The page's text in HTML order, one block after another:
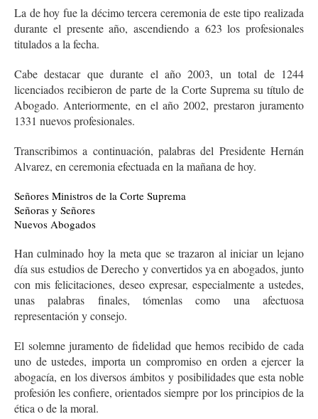
La de hoy fue la décimo tercera ceremonia de este tipo realizada
durante el presente año, ascendiendo a 623 los profesionales
titulados a la fecha.
Cabe destacar que durante el año 2003, un total de 1244
licenciados recibieron de parte de la Corte Suprema su título de
Abogado. Anteriormente, en el año 2002, prestaron juramento
1331 nuevos profesionales.
Transcribimos a continuación, palabras del Presidente Hernán
Alvarez, en ceremonia efectuada en la mañana de hoy.
Señores Ministros de la Corte Suprema
Señoras y Señores
Nuevos Abogados
Han culminado hoy la meta que se trazaron al iniciar un lejano
día sus estudios de Derecho y convertidos ya en abogados, junto
con mis felicitaciones, deseo expresar, especialmente a ustedes,
unas palabras finales, tómenlas como una afectuosa
representación y consejo.
El solemne juramento de fidelidad que hemos recibido de cada
uno de ustedes, importa un compromiso en orden a ejercer la
abogacía, en los diversos ámbitos y posibilidades que esta noble
profesión les confiere, orientados siempre por los principios de la
ética o de la moral.